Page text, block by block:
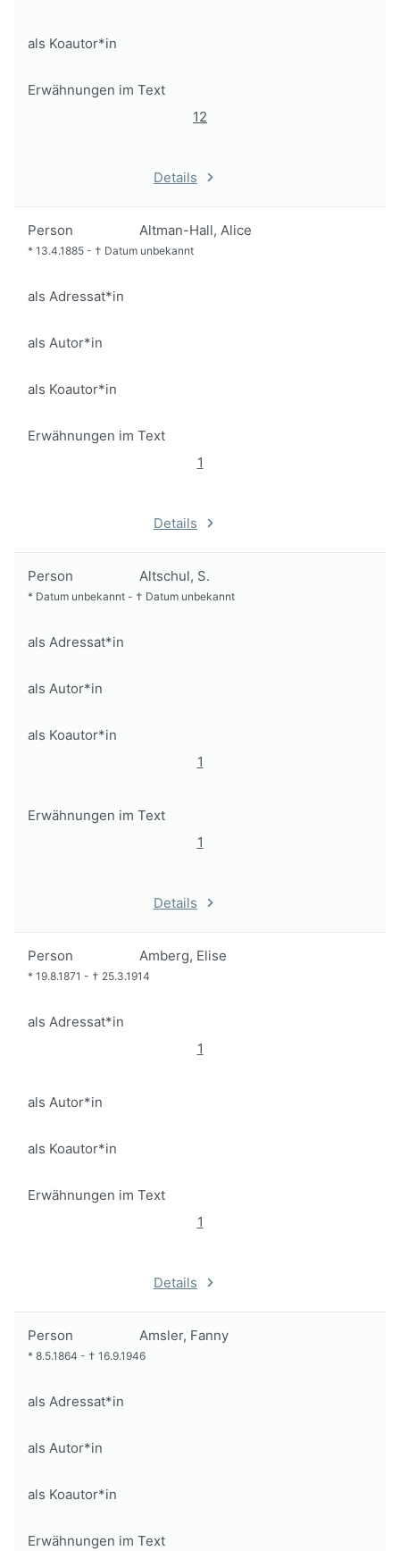
als Koautor*in
Erwähnungen im Text
12
Details
Person Altman-Hall, Alice
* 13.4.1885 - † Datum unbekannt
als Adressat*in
als Autor*in
als Koautor*in
Erwähnungen im Text
1
Details
Person Altschul, S.
* Datum unbekannt - † Datum unbekannt
als Adressat*in
als Autor*in
als Koautor*in
1
Erwähnungen im Text
1
Details
Person Amberg, Elise
* 19.8.1871 - † 25.3.1914
als Adressat*in
1
als Autor*in
als Koautor*in
Erwähnungen im Text
1
Details
Person Amsler, Fanny
* 8.5.1864 - † 16.9.1946
als Adressat*in
als Autor*in
als Koautor*in
Erwähnungen im Text